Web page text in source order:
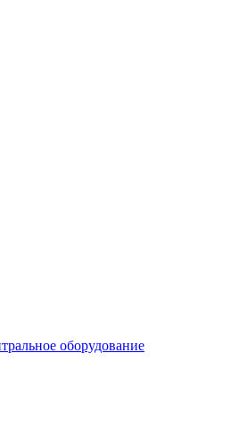
оборудование